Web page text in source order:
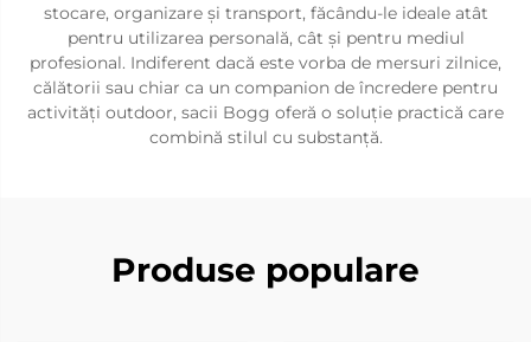
stocare, organizare și transport, făcându-le ideale atât
pentru utilizarea personală, cât și pentru mediul
profesional. Indiferent dacă este vorba de mersuri zilnice,
călătorii sau chiar ca un companion de încredere pentru
activități outdoor, sacii Bogg oferă o soluție practică care
combină stilul cu substanță.
Produse populare